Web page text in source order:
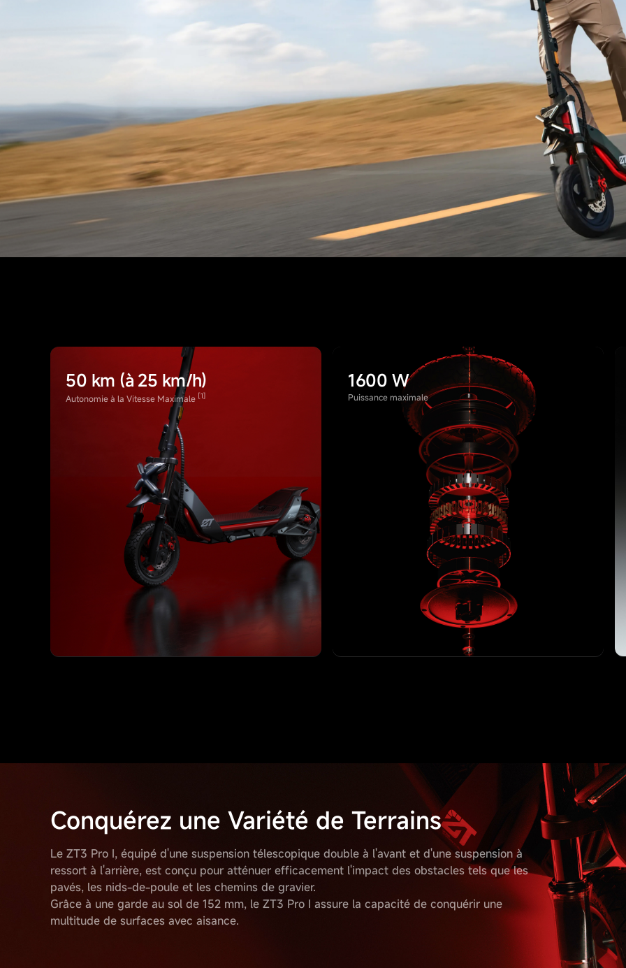
50 km (à 25 km/h)
Autonomie à la Vitesse Maximale [1]
1600 W
Puissance maximale
Conquérez une Variété de Terrains
Le ZT3 Pro I, équipé d'une suspension télescopique double à l'avant et d'une suspension à
ressort à l'arrière, est conçu pour atténuer efficacement l'impact des obstacles tels que les
pavés, les nids-de-poule et les chemins de gravier.
Grâce à une garde au sol de 152 mm, le ZT3 Pro I assure la capacité de conquérir une
multitude de surfaces avec aisance.